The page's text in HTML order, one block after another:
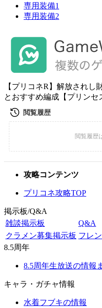
専用装備1
専用装備2
【プリコネR】解放されし
とおすすめ編成【プリンセ
攻略コンテンツ
プリコネ攻略TOP
掲示板/Q&A
雑談掲示板
Q&A
クラメン募集掲示板 フレ
8.5周年
8.5周年生放送の情報
キャラ・ガチャ情報
水着フブキの情報